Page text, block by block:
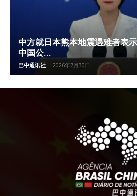
中方就日本熊本地震遇难者表
中国公...
巴中通讯社 - 2026年7月30日